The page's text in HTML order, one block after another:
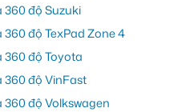
360 độ Suzuki
độ TexPad Zone 4
360 độ Toyota
360 độ VinFast
360 độ Volkswagen